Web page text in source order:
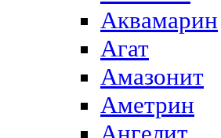
Аквамарин
Агат
Амазонит
Аметрин